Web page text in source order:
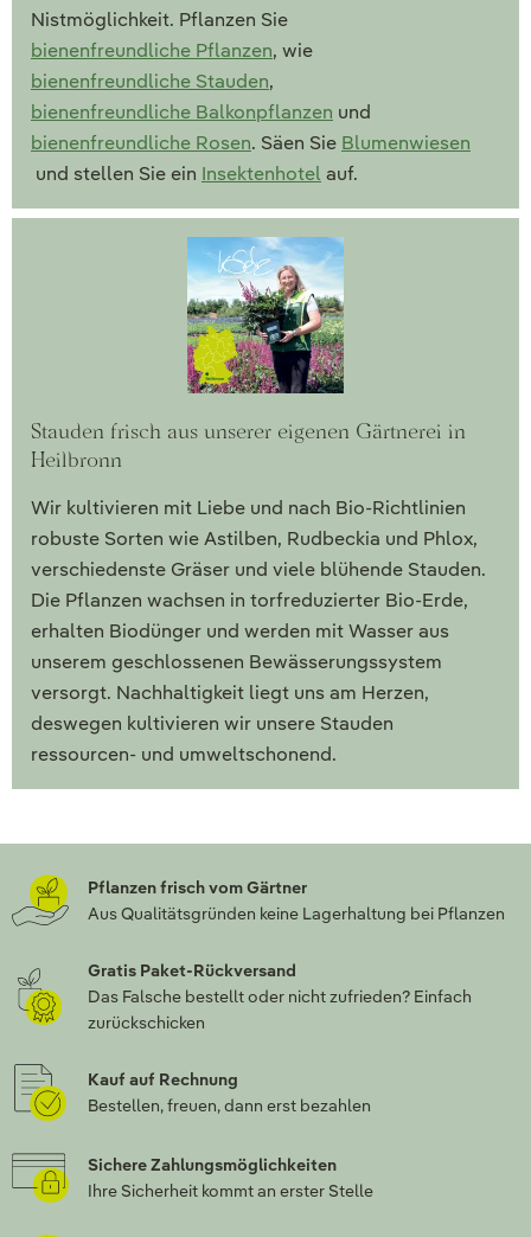
Nistmöglichkeit. Pflanzen Sie
bienenfreundliche Pflanzen, wie
bienenfreundliche Stauden,
bienenfreundliche Balkonpflanzen und
bienenfreundliche Rosen. Säen Sie Blumenwiesen
und stellen Sie ein Insektenhotel auf.
Stauden frisch aus unserer eigenen Gärtnerei in
Heilbronn
Wir kultivieren mit Liebe und nach Bio-Richtlinien
robuste Sorten wie Astilben, Rudbeckia und Phlox,
verschiedenste Gräser und viele blühende Stauden.
Die Pflanzen wachsen in torfreduzierter Bio-Erde,
erhalten Biodünger und werden mit Wasser aus
unserem geschlossenen Bewässerungssystem
versorgt. Nachhaltigkeit liegt uns am Herzen,
deswegen kultivieren wir unsere Stauden
ressourcen- und umweltschonend.
Pflanzen frisch vom Gärtner
Aus Qualitätsgründen keine Lagerhaltung bei Pflanzen
Gratis Paket-Rückversand
Das Falsche bestellt oder nicht zufrieden? Einfach
zurückschicken
Kauf auf Rechnung
Bestellen, freuen, dann erst bezahlen
Sichere Zahlungsmöglichkeiten
Ihre Sicherheit kommt an erster Stelle